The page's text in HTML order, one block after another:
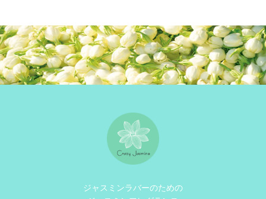
ジャスミンラバーのための